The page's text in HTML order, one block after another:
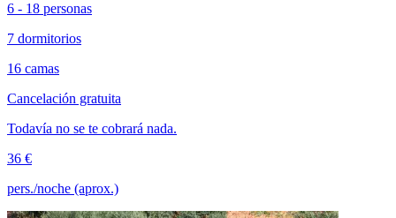
6 - 18 personas
7 dormitorios
16 camas
Cancelación gratuita
Todavía no se te cobrará nada.
36 €
pers./noche (aprox.)